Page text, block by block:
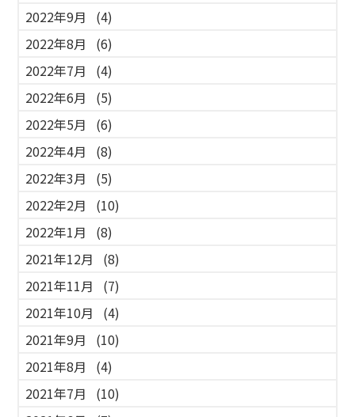
2022年9月
(4)
2022年8月
(6)
2022年7月
(4)
2022年6月
(5)
2022年5月
(6)
2022年4月
(8)
2022年3月
(5)
2022年2月
(10)
2022年1月
(8)
2021年12月
(8)
2021年11月
(7)
2021年10月
(4)
2021年9月
(10)
2021年8月
(4)
2021年7月
(10)